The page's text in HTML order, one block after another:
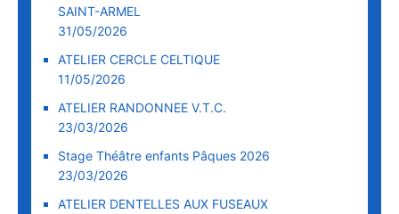
SAINT-ARMEL
31/05/2026
ATELIER CERCLE CELTIQUE
11/05/2026
ATELIER RANDONNEE V.T.C.
23/03/2026
Stage Théâtre enfants Pâques 2026
23/03/2026
ATELIER DENTELLES AUX FUSEAUX